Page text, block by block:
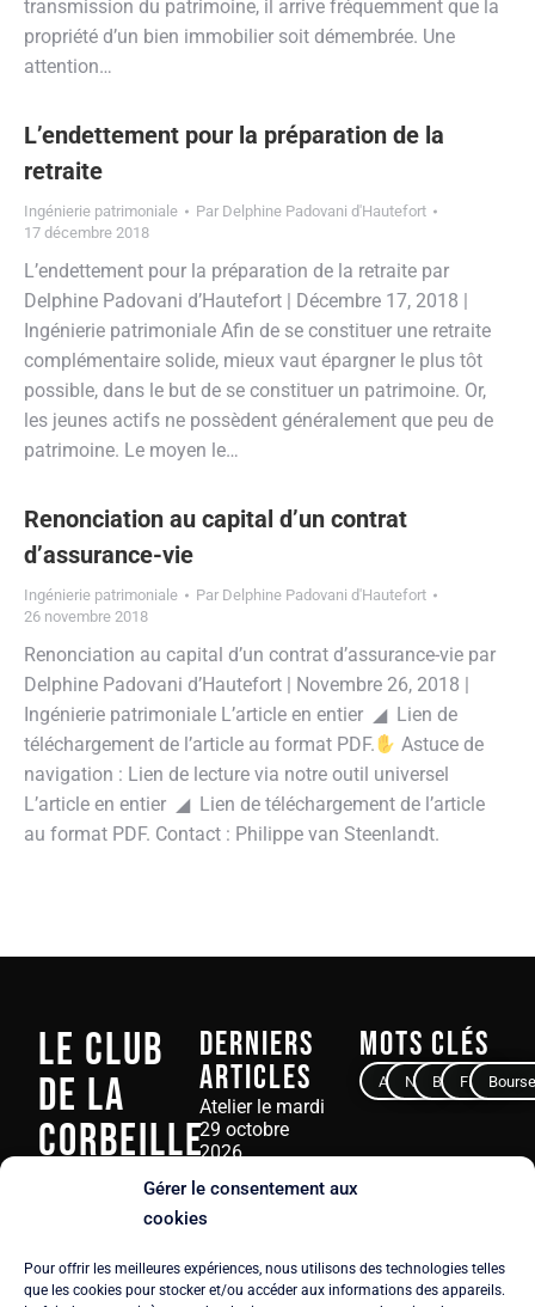
Gérer le consentement aux
cookies
Pour offrir les meilleures expériences, nous utilisons des technologies telles
que les cookies pour stocker et/ou accéder aux informations des appareils.
transmission du patrimoine, il arrive fréquemment que la
propriété d’un bien immobilier soit démembrée. Une
attention…
L’endettement pour la préparation de la
retraite
Ingénierie patrimoniale Par Delphine Padovani d'Hautefort
17 décembre 2018
L’endettement pour la préparation de la retraite par
Delphine Padovani d’Hautefort | Décembre 17, 2018 |
Ingénierie patrimoniale Afin de se constituer une retraite
complémentaire solide, mieux vaut épargner le plus tôt
possible, dans le but de se constituer un patrimoine. Or,
les jeunes actifs ne possèdent généralement que peu de
patrimoine. Le moyen le…
Renonciation au capital d’un contrat
d’assurance-vie
Ingénierie patrimoniale Par Delphine Padovani d'Hautefort
26 novembre 2018
Renonciation au capital d’un contrat d’assurance-vie par
Delphine Padovani d’Hautefort | Novembre 26, 2018 |
Ingénierie patrimoniale L’article en entier ◢ Lien de
téléchargement de l’article au format PDF.
Astuce de
navigation : Lien de lecture via notre outil universel
L’article en entier ◢ Lien de téléchargement de l’article
au format PDF. Contact : Philippe van Steenlandt.
Le Club
de La
Corbeille
3, rue Ampère
Tél.+33 6 61 92
59 52
Derniers
articles
Atelier le mardi
29 octobre
2026
23 juin 2026
mardi 16 juin
2026
Mots clés
AvocatNotaireBanqueFinance